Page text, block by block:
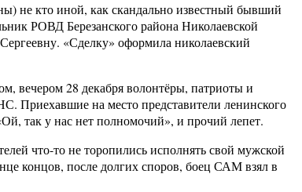
не кто иной, как скандально известный бывший
РОВД Березанского района Николаевской
«Сделку» оформила николаевский
вечером 28 декабря волонтёры, патриоты и
Приехавшие на место представители ленинского
так у нас нет полномочий», и прочий лепет.
что-то не торопились исполнять свой мужской
концов, после долгих споров, боец САМ взял в